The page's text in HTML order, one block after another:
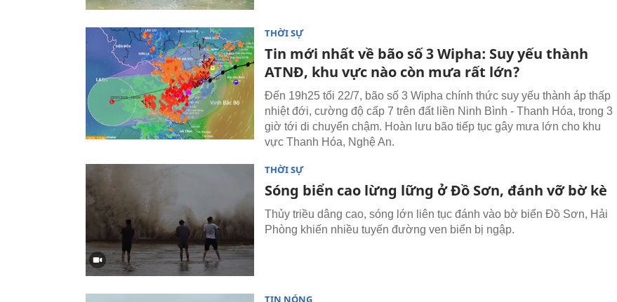
THỜI SỰ
Tin mới nhất về bão số 3 Wipha: Suy yếu thành
ATNĐ, khu vực nào còn mưa rất lớn?
Đến 19h25 tối 22/7, bão số 3 Wipha chính thức suy yếu thành áp thấp
nhiệt đới, cường độ cấp 7 trên đất liền Ninh Bình - Thanh Hóa, trong 3
giờ tới di chuyển chậm. Hoàn lưu bão tiếp tục gây mưa lớn cho khu
vực Thanh Hóa, Nghệ An.
THỜI SỰ
Sóng biển cao lừng lững ở Đồ Sơn, đánh vỡ bờ kè
Thủy triều dâng cao, sóng lớn liên tục đánh vào bờ biển Đồ Sơn, Hải
Phòng khiến nhiều tuyến đường ven biển bị ngập.
TIN NÓNG